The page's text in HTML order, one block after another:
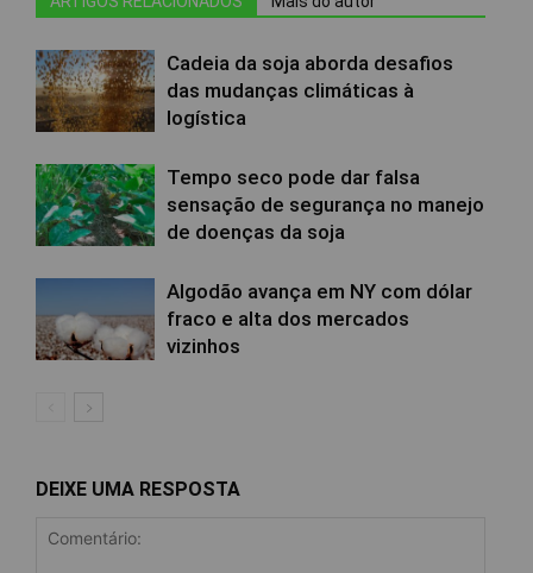
Cadeia da soja aborda desafios
das mudanças climáticas à
logística
Tempo seco pode dar falsa
sensação de segurança no manejo
de doenças da soja
Algodão avança em NY com dólar
fraco e alta dos mercados
vizinhos
DEIXE UMA RESPOSTA